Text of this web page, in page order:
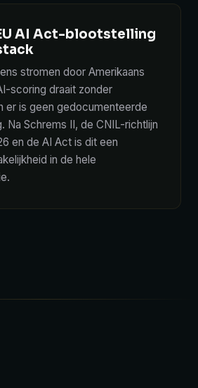
AI Act-blootstelling
stromen door Amerikaans
scoring draait zonder
er is geen gedocumenteerde
Na Schrems II, de CNIL-richtlijn
en de AI Act is dit een
in de hele